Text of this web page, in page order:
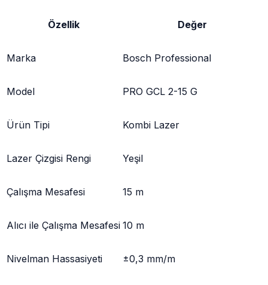
Özellik Değer
Marka Bosch Professional
Model PRO GCL 2-15 G
Ürün Tipi Kombi Lazer
Lazer Çizgisi Rengi Yeşil
Çalışma Mesafesi 15 m
Alıcı ile Çalışma Mesafesi 10 m
Nivelman Hassasiyeti ±0,3 mm/m